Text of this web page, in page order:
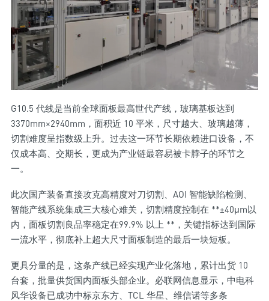
G10.5 代线是当前全球面板最高世代产线，玻璃基板达到
3370mm×2940mm，面积近 10 平米，尺寸越大、玻璃越薄，
切割难度呈指数级上升。过去这一环节长期依赖进口设备，不
仅成本高、交期长，更成为产业链最容易被卡脖子的环节之
一。
此次国产装备直接攻克高精度对刀切割、AOI 智能缺陷检测、
智能产线系统集成三大核心难关，切割精度控制在 **±40μm以
内，面板切割良品率稳定在99.9% 以上 **，关键指标达到国际
一流水平，彻底补上超大尺寸面板制造的最后一块短板。
更具分量的是，这条产线已经实现产业化落地，累计出货 10
台套，批量供货国内面板头部企业。必联网信息显示，中电科
风华设备已成功中标京东方、TCL 华星、维信诺等多条